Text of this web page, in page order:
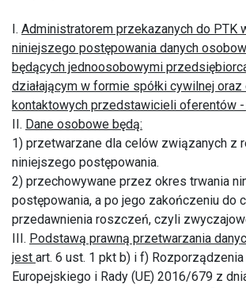
I. Administratorem przekazanych do PTK
niniejszego postępowania danych
będących jednoosobowymi
działającym w formie spółki cywilnej oraz
kontaktowych przedstawicieli oferentów -
II. Dane osobowe będą:
1) przetwarzane dla celów związanych z
niniejszego postępowania.
2) przechowywane przez okres trwania
postępowania, a po jego zakończeniu do
przedawnienia roszczeń, czyli
III. Podstawą prawną przetwarzania
jest art. 6 ust. 1 pkt b) i f)
Europejskiego i Rady (UE) 2016/679 z